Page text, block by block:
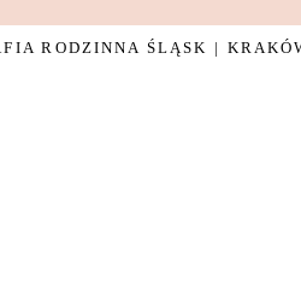
RODZINNA ŚLĄSK |